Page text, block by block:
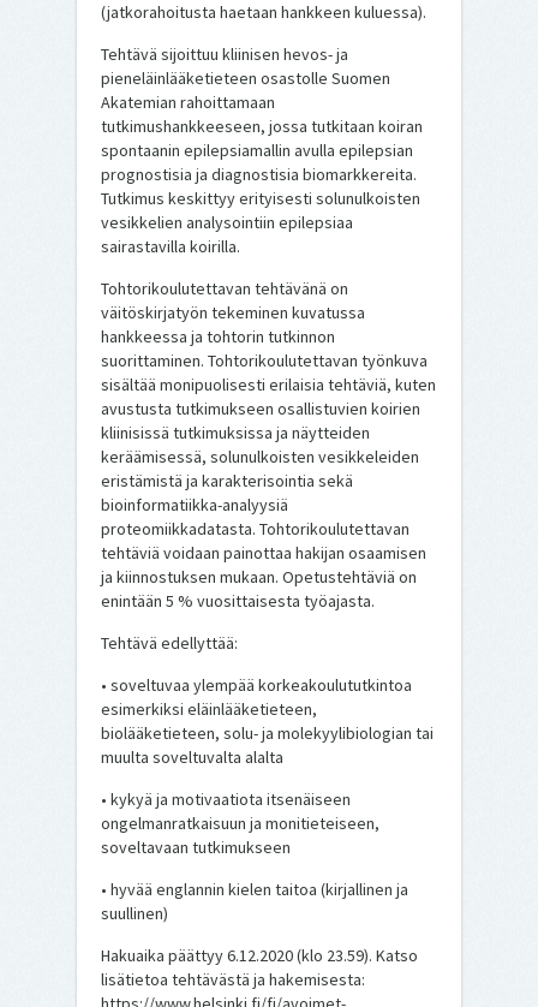
(jatkorahoitusta haetaan hankkeen kuluessa).
Tehtävä sijoittuu kliinisen hevos- ja
pieneläinlääketieteen osastolle Suomen
Akatemian rahoittamaan
tutkimushankkeeseen, jossa tutkitaan koiran
spontaanin epilepsiamallin avulla epilepsian
prognostisia ja diagnostisia biomarkkereita.
Tutkimus keskittyy erityisesti solunulkoisten
vesikkelien analysointiin epilepsiaa
sairastavilla koirilla.
Tohtorikoulutettavan tehtävänä on
väitöskirjatyön tekeminen kuvatussa
hankkeessa ja tohtorin tutkinnon
suorittaminen. Tohtorikoulutettavan työnkuva
sisältää monipuolisesti erilaisia tehtäviä, kuten
avustusta tutkimukseen osallistuvien koirien
kliinisissä tutkimuksissa ja näytteiden
keräämisessä, solunulkoisten vesikkeleiden
eristämistä ja karakterisointia sekä
bioinformatiikka-analyysiä
proteomiikkadatasta. Tohtorikoulutettavan
tehtäviä voidaan painottaa hakijan osaamisen
ja kiinnostuksen mukaan. Opetustehtäviä on
enintään 5 % vuosittaisesta työajasta.
Tehtävä edellyttää:
• soveltuvaa ylempää korkeakoulututkintoa
esimerkiksi eläinlääketieteen,
biolääketieteen, solu- ja molekyylibiologian tai
muulta soveltuvalta alalta
• kykyä ja motivaatiota itsenäiseen
ongelmanratkaisuun ja monitieteiseen,
soveltavaan tutkimukseen
• hyvää englannin kielen taitoa (kirjallinen ja
suullinen)
Hakuaika päättyy 6.12.2020 (klo 23.59). Katso
lisätietoa tehtävästä ja hakemisesta: